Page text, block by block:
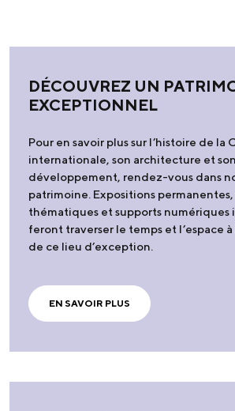
DÉCOUVREZ UN
EXCEPTIONNEL
Pour en savoir plus sur l’histoire de la
internationale, son architecture et son
développement, rendez-vous dans
patrimoine. Expositions
thématiques et supports numériques
feront traverser le temps et l’espace
de ce lieu d’exception.
EN SAVOIR PLUS